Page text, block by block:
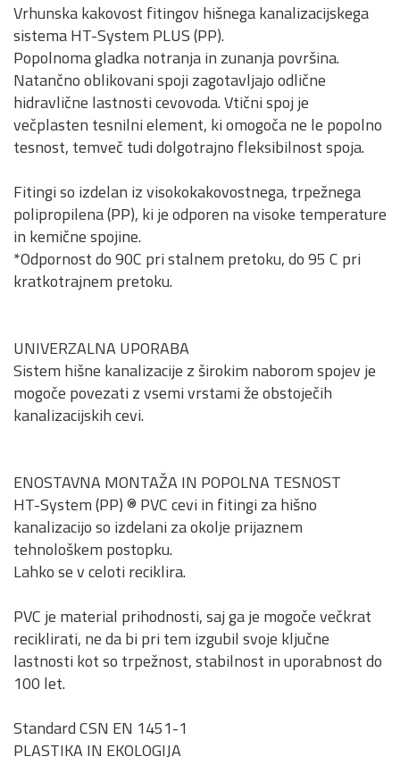
Vrhunska kakovost fitingov hišnega kanalizacijskega
sistema HT-System PLUS (PP).
Popolnoma gladka notranja in zunanja površina.
Natančno oblikovani spoji zagotavljajo odlične
hidravlične lastnosti cevovoda. Vtični spoj je
večplasten tesnilni element, ki omogoča ne le popolno
tesnost, temveč tudi dolgotrajno fleksibilnost spoja.
Fitingi so izdelan iz visokokakovostnega, trpežnega
polipropilena (PP), ki je odporen na visoke temperature
in kemične spojine.
*Odpornost do 90C pri stalnem pretoku, do 95 C pri
kratkotrajnem pretoku.
UNIVERZALNA UPORABA
Sistem hišne kanalizacije z širokim naborom spojev je
mogoče povezati z vsemi vrstami že obstoječih
kanalizacijskih cevi.
ENOSTAVNA MONTAŽA IN POPOLNA TESNOST
HT-System (PP) ® PVC cevi in fitingi za hišno
kanalizacijo so izdelani za okolje prijaznem
tehnološkem postopku.
Lahko se v celoti reciklira.
PVC je material prihodnosti, saj ga je mogoče večkrat
reciklirati, ne da bi pri tem izgubil svoje ključne
lastnosti kot so trpežnost, stabilnost in uporabnost do
100 let.
Standard CSN EN 1451-1
PLASTIKA IN EKOLOGIJA